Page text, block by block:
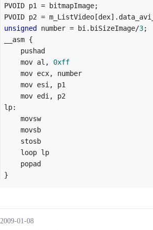
PVOID p1 = bitmapImage;
PVOID p2 =
unsigned number = bi.biSizeImage/3;
__asm {
	pushad
	mov al,
0xff
	mov ecx, number
	mov esi, p1
	mov edi, p2
lp:
	movsw
	movsb
	stosb
	loop lp
	popad
}
2009-01-08